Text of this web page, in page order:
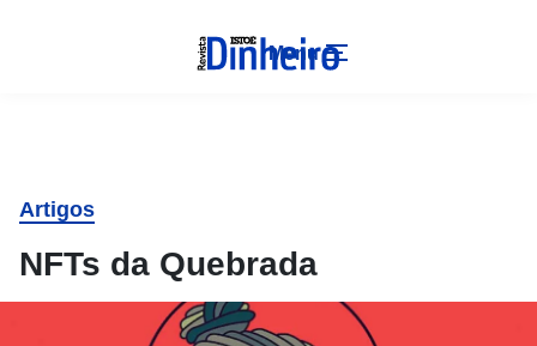
Menu
Artigos
NFTs da Quebrada